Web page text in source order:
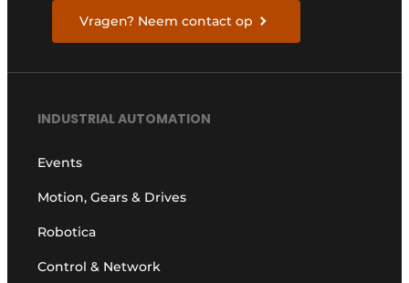
Vragen? Neem contact op
INDUSTRIAL AUTOMATION
Events
Motion, Gears & Drives
Robotica
Control & Network